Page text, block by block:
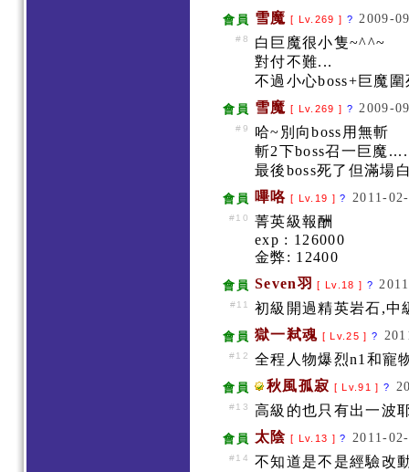
會員 雪魔 [ Lv.269 ] ? 2009-
#8
白巨魔很小隻~^^~
對付不難...
不過小心boss+巨魔圍
會員 雪魔 [ Lv.269 ] ? 2009-
#9
哈~別向boss用無斬
斬2下boss召一巨魔
最後boss死了但滿場
會員 嗶咯 [ Lv.19 ]? 2011-
#10
菁英級報酬
exp : 126000
金弊: 12400
會員 Seven羽 [ Lv.18 ] ?
#11 初級開過精英岩石,中
會員 獄一弒魂 [ Lv.25 ]?
#12 全程人物爆烈n1和寵
會員 秋風孤寂 [ Lv.91 ]?
#13 高級的也只有出一波
會員 太陰 [ Lv.13 ]? 2011-
#14
不知道是不是經驗改